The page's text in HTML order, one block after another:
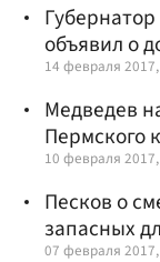
объявил о
14 февраля
Медведев
Пермского
10 февраля
Песков о
запасных
07 февраля